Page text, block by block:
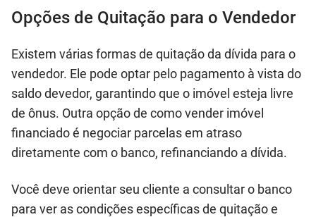
Opções de Quitação para o Vendedor
Existem várias formas de quitação da dívida para o
vendedor. Ele pode optar pelo pagamento à vista do
saldo devedor, garantindo que o imóvel esteja livre
de ônus. Outra opção de como vender imóvel
financiado é negociar parcelas em atraso
diretamente com o banco, refinanciando a dívida.
Você deve orientar seu cliente a consultar o banco
para ver as condições específicas de quitação e